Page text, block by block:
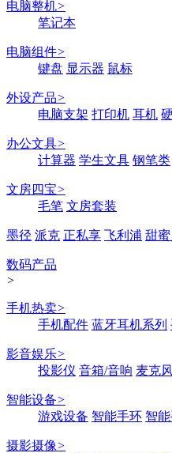
电脑整机>
笔记本
电脑组件>
键盘 显示器 鼠标
外设产品>
电脑支架 打印机 耳机
办公文具>
计算器 学生文具 钢笔类
文房四宝>
毛笔 文房套装
墨径 派克 正私享 飞利浦 甜
数码产品
>
手机热卖>
手机配件 蓝牙耳机系列
影音娱乐>
投影仪 音箱/音响 麦克
智能设备>
游戏设备 智能手环 智
摄影摄像>